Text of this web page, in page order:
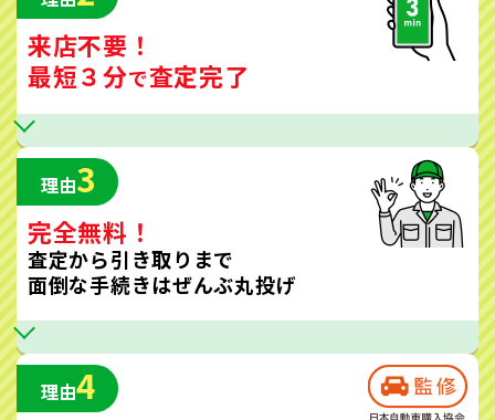
来店不要！
最短３分で査定完了
理由3
完全無料！
査定から引き取りまで
面倒な手続きはぜんぶ丸投げ
理由4